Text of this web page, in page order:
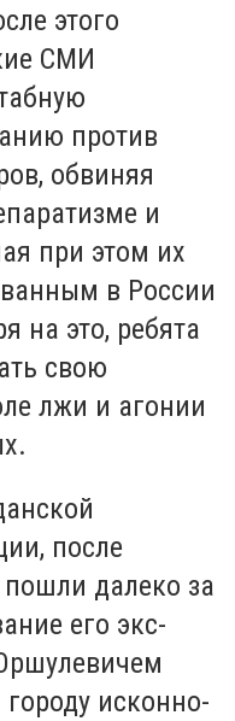
этого
СМИ
против
обвиняя
и
при этом их
в России
на это, ребята
свою
лжи и агонии
после
пошли далеко за
его экс-
исконно-